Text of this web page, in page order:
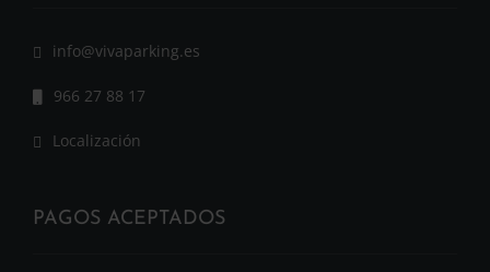
info@vivaparking.es
966 27 88 17
Localización
PAGOS ACEPTADOS